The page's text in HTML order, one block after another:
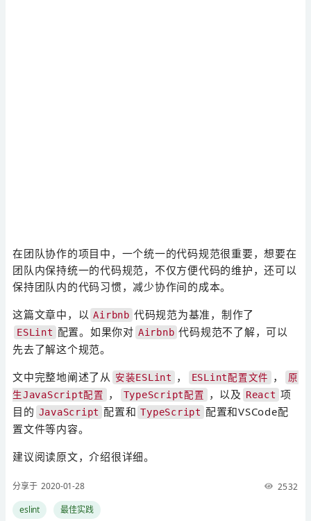
在团队协作的项目中，一个统一的代码规范很重要，想要在
团队内保持统一的代码规范，不仅方便代码的维护，还可以
保持团队内的代码习惯，减少协作间的成本。
这篇文章中，以 Airbnb 代码规范为基准，制作了
ESLint 配置。如果你对 Airbnb 代码规范不了解，可以
先去了解这个规范。
文中完整地阐述了从
安装ESLint ， ESLint配置文件 ，
原
生JavaScript配置
， TypeScript配置 ，以及 React 项
目的 JavaScript 配置和 TypeScript 配置和VSCode配
置文件等内容。
建议阅读原文，介绍很详细。
分享于 2020-01-28
2532
eslint
最佳实践